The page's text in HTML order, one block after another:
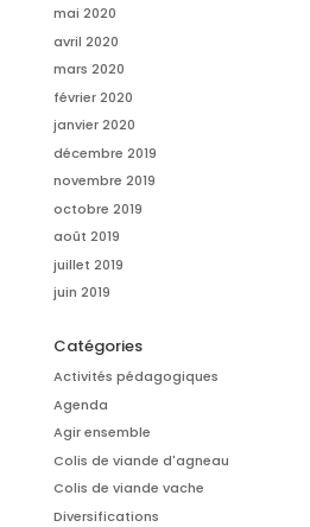
mai 2020
avril 2020
mars 2020
février 2020
janvier 2020
décembre 2019
novembre 2019
octobre 2019
août 2019
juillet 2019
juin 2019
Catégories
Activités pédagogiques
Agenda
Agir ensemble
Colis de viande d'agneau
Colis de viande vache
Diversifications